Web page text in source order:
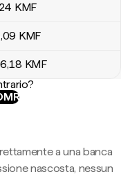
KMF
,09 KMF
,18 KMF
a una banca
nascosta, nessun